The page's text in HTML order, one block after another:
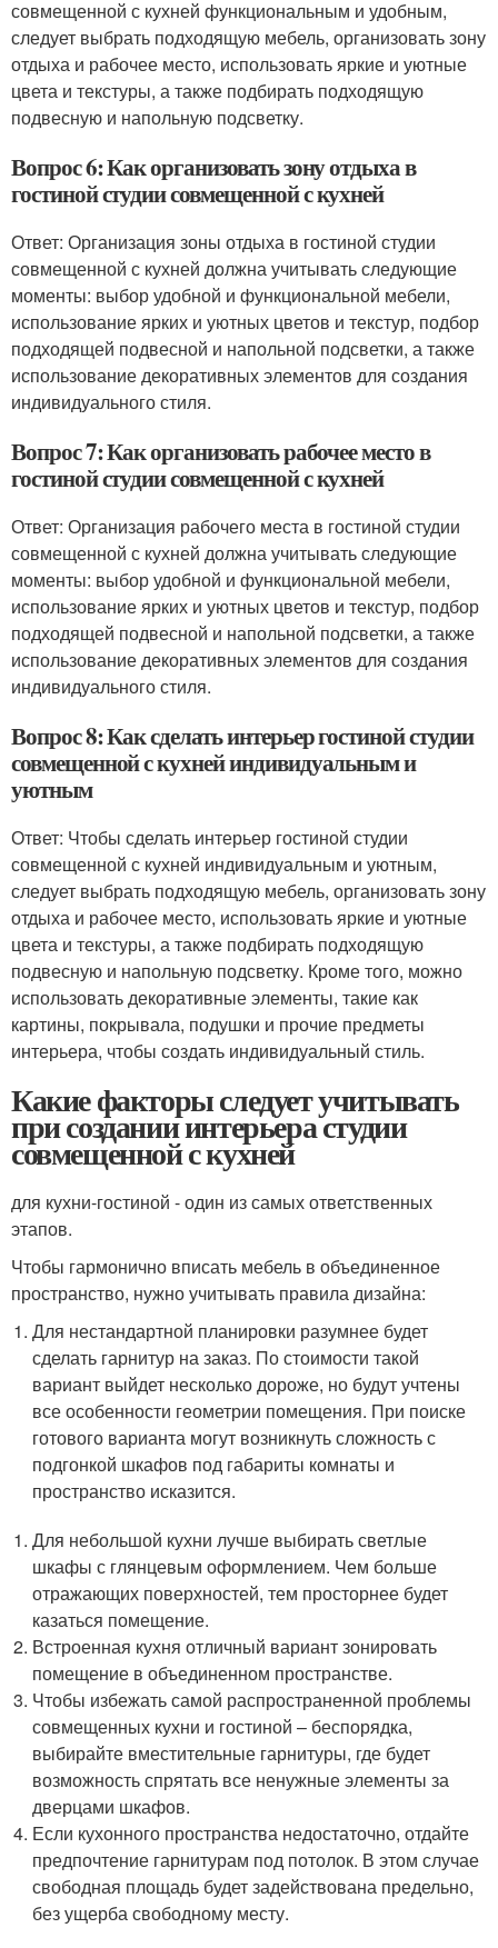
совмещенной с кухней функциональным и удобным,
следует выбрать подходящую мебель, организовать зону
отдыха и рабочее место, использовать яркие и уютные
цвета и текстуры, а также подбирать подходящую
подвесную и напольную подсветку.
Вопрос 6: Как организовать зону отдыха в
гостиной студии совмещенной с кухней
Ответ: Организация зоны отдыха в гостиной студии
совмещенной с кухней должна учитывать следующие
моменты: выбор удобной и функциональной мебели,
использование ярких и уютных цветов и текстур, подбор
подходящей подвесной и напольной подсветки, а также
использование декоративных элементов для создания
индивидуального стиля.
Вопрос 7: Как организовать рабочее место в
гостиной студии совмещенной с кухней
Ответ: Организация рабочего места в гостиной студии
совмещенной с кухней должна учитывать следующие
моменты: выбор удобной и функциональной мебели,
использование ярких и уютных цветов и текстур, подбор
подходящей подвесной и напольной подсветки, а также
использование декоративных элементов для создания
индивидуального стиля.
Вопрос 8: Как сделать интерьер гостиной студии
совмещенной с кухней индивидуальным и
уютным
Ответ: Чтобы сделать интерьер гостиной студии
совмещенной с кухней индивидуальным и уютным,
следует выбрать подходящую мебель, организовать зону
отдыха и рабочее место, использовать яркие и уютные
цвета и текстуры, а также подбирать подходящую
подвесную и напольную подсветку. Кроме того, можно
использовать декоративные элементы, такие как
картины, покрывала, подушки и прочие предметы
интерьера, чтобы создать индивидуальный стиль.
Какие факторы следует учитывать
при создании интерьера студии
совмещенной с кухней
для кухни-гостиной - один из самых ответственных
этапов.
Чтобы гармонично вписать мебель в объединенное
пространство, нужно учитывать правила дизайна:
Для нестандартной планировки разумнее будет
сделать гарнитур на заказ. По стоимости такой
вариант выйдет несколько дороже, но будут учтены
все особенности геометрии помещения. При поиске
готового варианта могут возникнуть сложность с
подгонкой шкафов под габариты комнаты и
пространство исказится.
Для небольшой кухни лучше выбирать светлые
шкафы с глянцевым оформлением. Чем больше
отражающих поверхностей, тем просторнее будет
казаться помещение.
Встроенная кухня отличный вариант зонировать
помещение в объединенном пространстве.
Чтобы избежать самой распространенной проблемы
совмещенных кухни и гостиной – беспорядка,
выбирайте вместительные гарнитуры, где будет
возможность спрятать все ненужные элементы за
дверцами шкафов.
Если кухонного пространства недостаточно, отдайте
предпочтение гарнитурам под потолок. В этом случае
свободная площадь будет задействована предельно,
без ущерба свободному месту.